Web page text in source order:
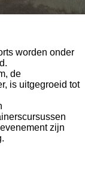
worden onder
de
is uitgegroeid tot
zijn